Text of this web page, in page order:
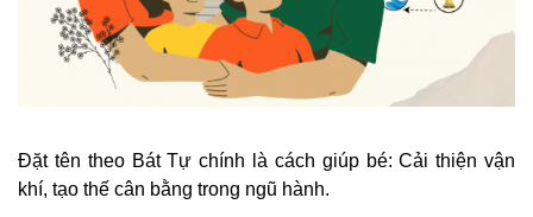
Đặt tên theo Bát Tự chính là cách giúp bé: Cải thiện vận
khí, tạo thế cân bằng trong ngũ hành.